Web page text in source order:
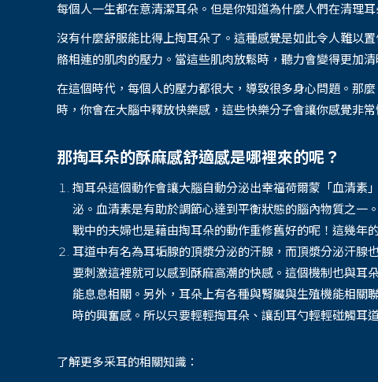
每個人一生都在意清潔耳朵。但是你知道為什麼人們在清理
沒有什麼舒服能比得上掏耳朵了。這種感覺是如此令人難以
骼相連的肌肉的壓力。當這些肌肉放鬆時，聽力會變得更加
在這個時代，每個人的壓力都很大，導致很多身心問題。那
時，你會在大腦中釋放快樂感，這些快樂分子會讓你感覺非常
那掏耳朵的酥麻感舒適感是哪裡來的呢？
掏耳朵這個動作會讓大腦自動分泌出幸福荷爾蒙「血清素
泌。血清素是有助於調節心達到平衡狀態的腦內物質之一
戰中的夫婦也是藉由掏耳朵的動作重修舊好的呢！這幾年
耳道中有名為耳垢腺的頂漿分泌的汗腺，而頂漿分泌汗腺
要刺激這裡就可以感到酥麻高潮的快感。這個機制也與耳
能息息相關。另外，耳朵上有各種與腎臟與生殖機能相關
時的興奮感。所以只要輕輕掏耳朵、讓刮耳勺輕輕碰觸耳
了解更多采耳的相關知識：